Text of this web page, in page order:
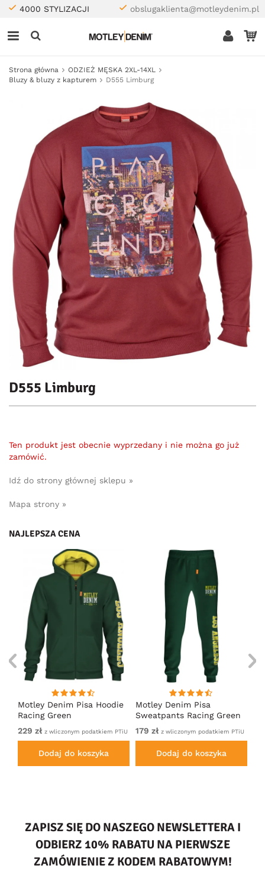
4000 STYLIZACJI obslugaklienta@motleydenim.pl
Strona główna
ODZIEŻ MĘSKA 2XL-14XL
Bluzy & bluzy z kapturem
D555 Limburg
D555 Limburg
Ten produkt jest obecnie wyprzedany i nie można go już
zamówić.
Idź do strony głównej sklepu »
Mapa strony »
NAJLEPSZA CENA
Motley Denim Pisa Hoodie
Racing Green
229 zł z wliczonym podatkiem PTiU
Dodaj do koszyka
Motley Denim Pisa
Sweatpants Racing Green
179 zł z wliczonym podatkiem PTiU
Dodaj do koszyka
ZAPISZ SIĘ DO NASZEGO NEWSLETTERA I
ODBIERZ 10% RABATU NA PIERWSZE
ZAMÓWIENIE Z KODEM RABATOWYM!